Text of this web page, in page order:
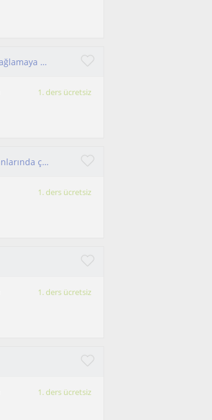
Organik kimyayı daha eğlenceli hale getirip akılda kalmasını sağlamaya hazır mısın ?
1. ders ücretsiz
İlkokul, ortaokul ve lise öğrencilerine kimya ve fen bilimleri alanlarında çevrimiçi özel ders!
1. ders ücretsiz
1. ders ücretsiz
1. ders ücretsiz